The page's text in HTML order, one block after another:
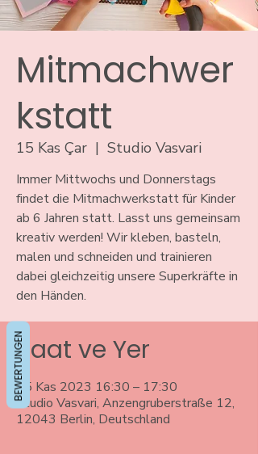
Mitmachwer
kstatt
15 Kas Çar
  |
Studio Vasvari
Immer Mittwochs und Donnerstags
findet die Mitmachwerkstatt für Kinder
ab 6 Jahren statt. Lasst uns gemeinsam
kreativ werden! Wir kleben, basteln,
malen und schneiden und trainieren
dabei gleichzeitig unsere Superkräfte in
den Händen.
Saat ve Yer
15 Kas 2023 16:30 – 17:30
Studio Vasvari, Anzengruberstraße 12,
12043 Berlin, Deutschland
BEWERTUNGEN